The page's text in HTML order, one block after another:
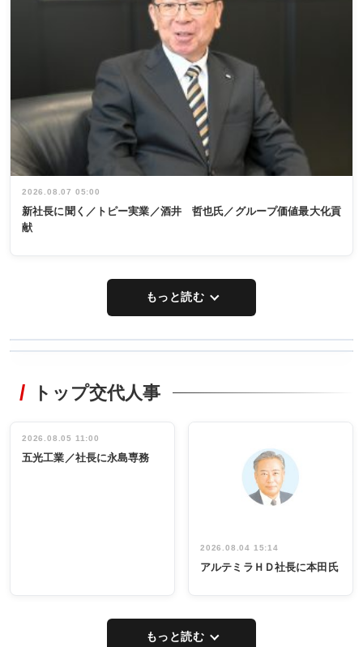
2026.08.07 05:00
新社長に聞く／トピー実業／酒井 哲也氏／グループ価値最大化貢
献
もっと読む
非鉄業界で
インタビュ
ー／社内ア
タックトレー
祝う 業界関
係者ら220人
出席
トップ交代人事
2026.08.05 11:00
五光工業／社長に永島専務
2026.08.04 15:14
アルテミラＨＤ社長に本田氏
もっと読む